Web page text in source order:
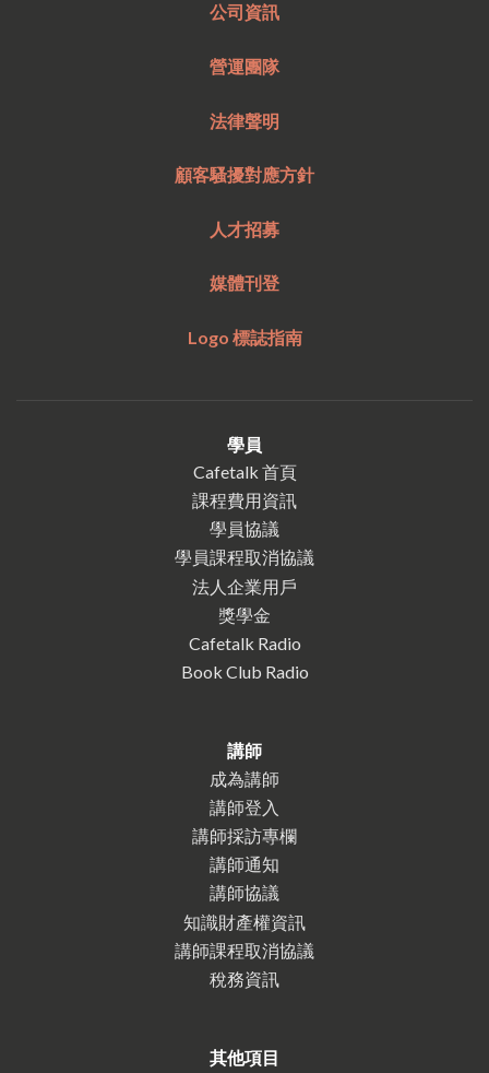
公司資訊
營運團隊
法律聲明
顧客騷擾對應方針
人才招募
媒體刊登
Logo 標誌指南
學員
Cafetalk 首頁
課程費用資訊
學員協議
學員課程取消協議
法人企業用戶
獎學金
Cafetalk Radio
Book Club Radio
講師
成為講師
講師登入
講師採訪專欄
講師通知
講師協議
知識財產權資訊
講師課程取消協議
稅務資訊
其他項目